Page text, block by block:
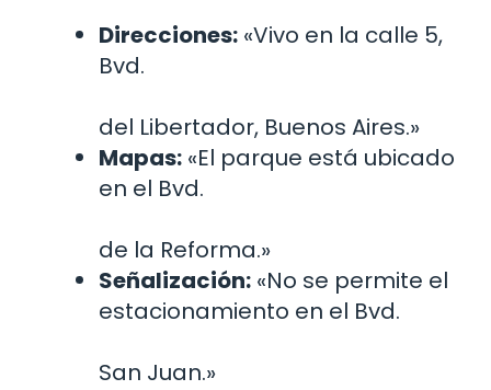
Direcciones: «Vivo en la calle 5,
Bvd.
del Libertador, Buenos Aires.»
Mapas: «El parque está ubicado
en el Bvd.
de la Reforma.»
Señalización: «No se permite el
estacionamiento en el Bvd.
San Juan.»